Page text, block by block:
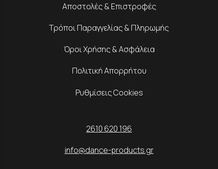
Αποστολές & Επιστροφές
Τρόποι Παραγγελίας & Πληρωμής
Όροι Χρήσης & Ασφάλεια
Πολιτική Απορρήτου
Ρυθμίσεις Cookies
2610 620 196
info@dance-products.gr